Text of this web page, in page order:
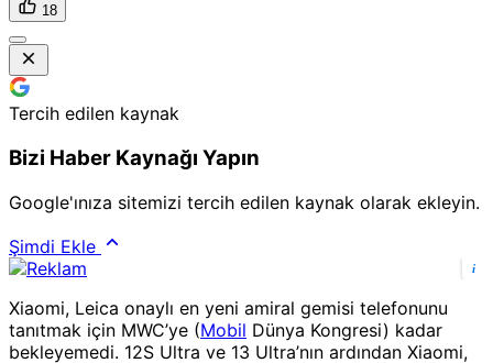
18
Tercih edilen kaynak
Bizi Haber Kaynağı Yapın
Google'ınıza sitemizi tercih edilen kaynak olarak ekleyin.
Şimdi Ekle
i
Xiaomi, Leica onaylı en yeni amiral gemisi telefonunu
tanıtmak için MWC’ye (Mobil Dünya Kongresi) kadar
bekleyemedi. 12S Ultra ve 13 Ultra’nın ardından Xiaomi,